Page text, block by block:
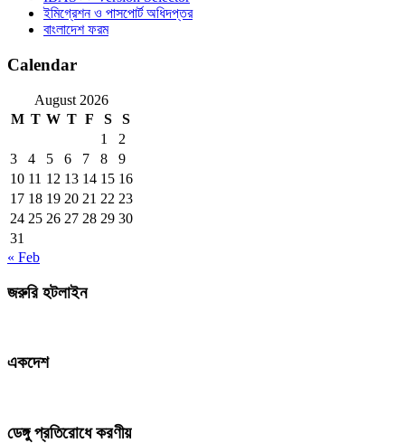
ইমিগ্রেশন ও পাসপোর্ট অধিদপ্তর
বাংলাদেশ ফরম
Calendar
August 2026
M T W T F S
S
1
2
3
4 5 6 7 8
9
10 11 12 13 14 15 16
17 18 19 20 21 22 23
24 25 26 27 28 29 30
31
« Feb
জরুরি হটলাইন
একদেশ
ডেঙ্গু প্রতিরোধে করণীয়